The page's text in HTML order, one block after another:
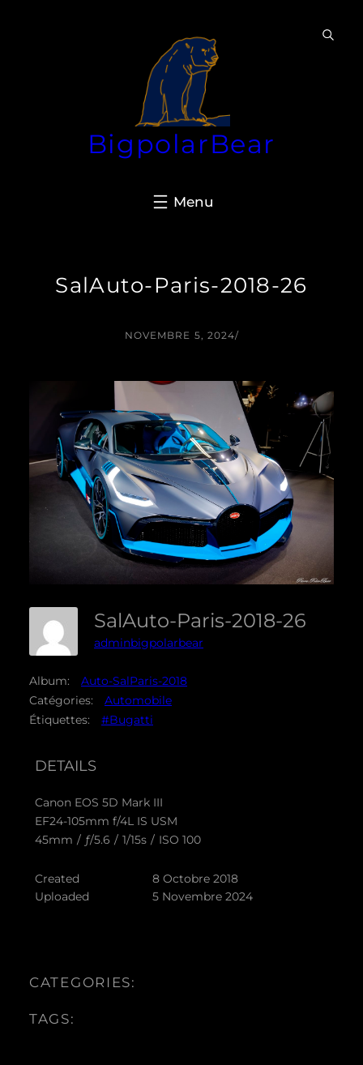
BigpolarBear
SalAuto-Paris-2018-26
NOVEMBRE 5, 2024/
SalAuto-Paris-2018-26
adminbigpolarbear
Album:
Auto-SalParis-2018
Catégories:
Automobile
Étiquettes:
#Bugatti
DETAILS
Canon EOS 5D Mark III
EF24-105mm f/4L IS USM
45mm / ƒ/5.6 / 1/15s / ISO 100
Created
8 Octobre 2018
Uploaded
5 Novembre 2024
CATEGORIES:
TAGS: